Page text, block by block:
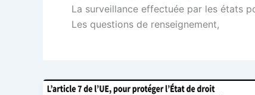
La surveillance effectuée par les états
Les questions de renseignement,